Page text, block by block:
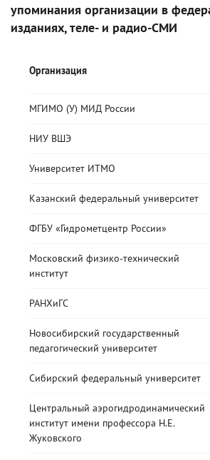
упоминания организации в
изданиях, теле- и радио-СМИ
Организация
МГИМО (У) МИД России
НИУ ВШЭ
Университет ИТМО
Казанский федеральный университет
ФГБУ «Гидрометцентр России»
Московский физико-технический
институт
РАНХиГС
Новосибирский государственный
педагогический университет
Сибирский федеральный университет
Центральный аэрогидродинамический
институт имени профессора Н.Е.
Жуковского